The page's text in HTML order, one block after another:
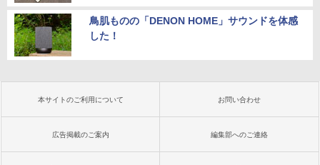
鳥肌ものの「DENON HOME」サウンドを体感
した！
本サイトのご利用について お問い合わせ
広告掲載のご案内 編集部へのご連絡